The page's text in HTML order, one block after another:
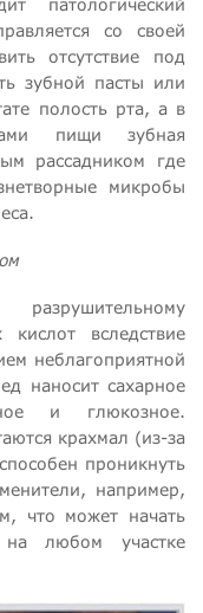
патологический
со своей
отсутствие под
зубной пасты или
полость рта, а в
пищи зубная
рассадником где
микробы
вследствие
неблагоприятной
наносит сахарное
и глюкозное.
крахмал (из-за
проникнуть
например,
что может начать
на любом участке